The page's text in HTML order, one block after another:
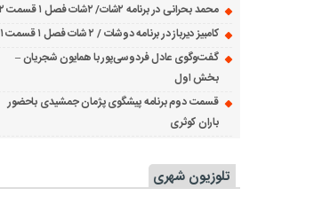
محمد بحرانی در برنامه ۲شات/ ۲شات فصل ۱ قسمت ۲
کامبیز دیرباز در برنامه دوشات / ۲ شات فصل ۱ قسمت ۱
گفت‌وگوی عادل فردوسی‌پور با همایون شجریان –
بخش اول
قسمت دوم برنامه پیشگوی پژمان جمشیدی باحضور
باران کوثری
تلوزیون شهری